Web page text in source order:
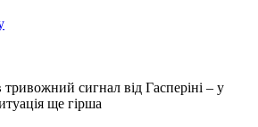
сигнал від Гасперіні – у
ще гірша